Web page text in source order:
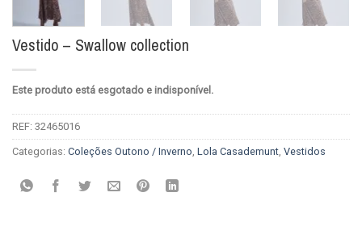
Vestido – Swallow collection
Este produto está esgotado e indisponível.
REF: 32465016
Categorias: Coleções Outono / Inverno Lola Casademunt Vestidos